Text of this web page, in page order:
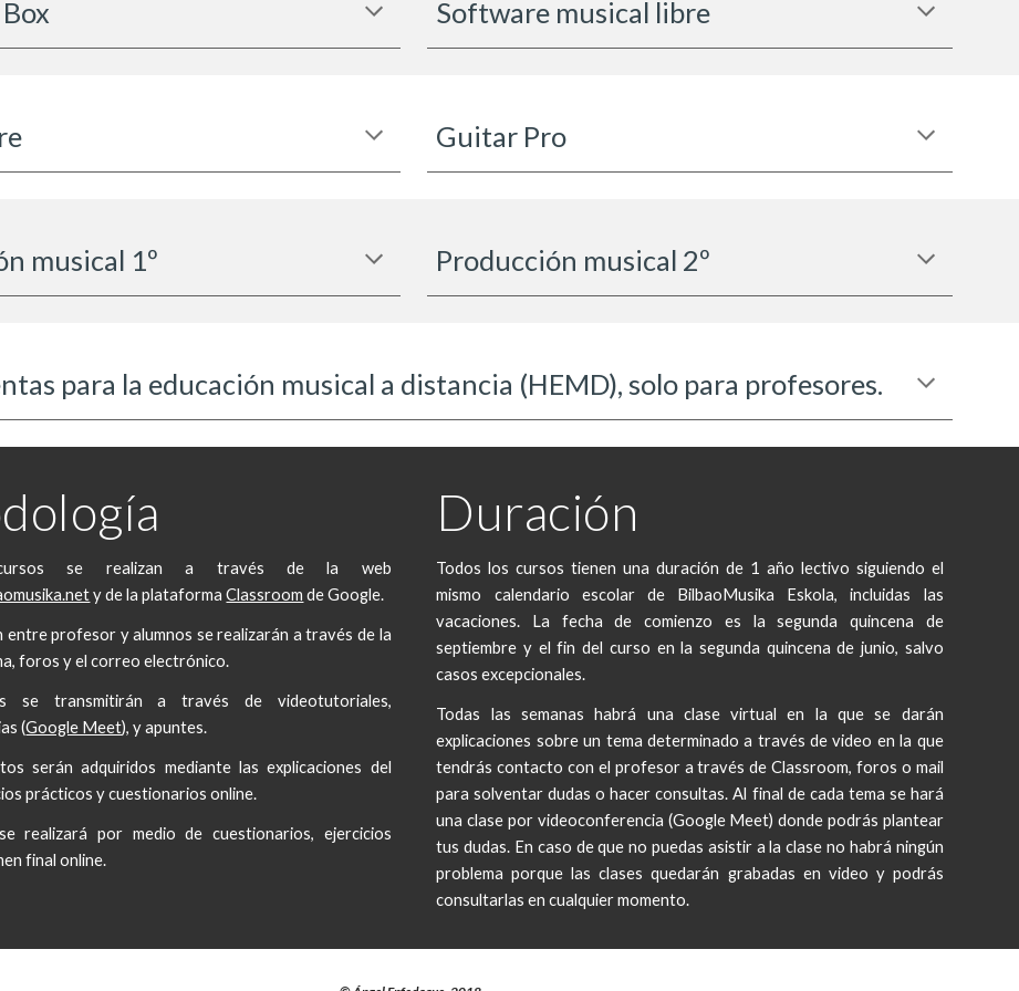
Software musical libre
Guitar Pro
musical 1º Producción musical 2º
para la educación musical a distancia (HEMD), solo para profesores.
se realizan a través de la web
y de la plataformaClassroom de Google.
entre profesor y alumnos se realizarán a través de la
foros y el correo electrónico.
se transmitirán a través de videotutoriales,
(Google Meet), y apuntes.
serán adquiridos mediante las explicaciones del
prácticos y cuestionarios online.
realizará por medio de cuestionarios, ejercicios
final online.
Duración
Todos los cursos tienen una duración de 1 año lectivo siguiendo el
mismo calendario escolar de BilbaoMusika Eskola, incluidas las
vacaciones. La fecha de comienzo es la segunda quincena de
septiembre y el fin del curso en la segunda quincena de junio, salvo
casos excepcionales.
Todas las semanas habrá una clase virtual en la que se darán
explicaciones sobre un tema determinado a través de video en la que
tendrás contacto con el profesor a través de Classroom, foros o mail
para solventar dudas o hacer consultas. Al final de cada tema se hará
una clase por videoconferencia (Google Meet) donde podrás plantear
tus dudas. En caso de que no puedas asistir a la clase no habrá ningún
problema porque las clases quedarán grabadas en video y podrás
consultarlas en cualquier momento.